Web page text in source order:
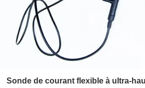
Sonde de courant flexible à ultra-